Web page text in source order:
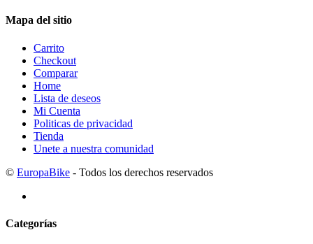
Mapa del sitio
Carrito
Checkout
Comparar
Home
Lista de deseos
Mi Cuenta
Politicas de privacidad
Tienda
Unete a nuestra comunidad
© EuropaBike - Todos los derechos reservados
Categorías